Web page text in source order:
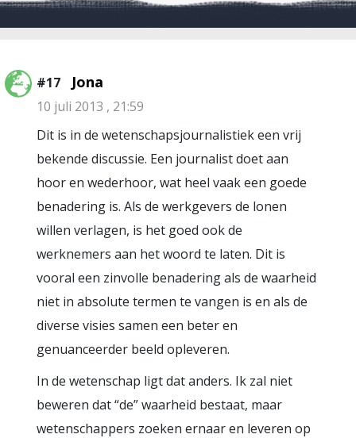
#17 Jona
10 juli 2013 , 21:59
Dit is in de wetenschapsjournalistiek een vrij
bekende discussie. Een journalist doet aan
hoor en wederhoor, wat heel vaak een goede
benadering is. Als de werkgevers de lonen
willen verlagen, is het goed ook de
werknemers aan het woord te laten. Dit is
vooral een zinvolle benadering als de waarheid
niet in absolute termen te vangen is en als de
diverse visies samen een beter en
genuanceerder beeld opleveren.
In de wetenschap ligt dat anders. Ik zal niet
beweren dat “de” waarheid bestaat, maar
wetenschappers zoeken ernaar en leveren op